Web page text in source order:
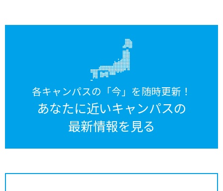
各キャンパスの「今」を随時更新！
あなたに近いキャンパスの
最新情報を見る